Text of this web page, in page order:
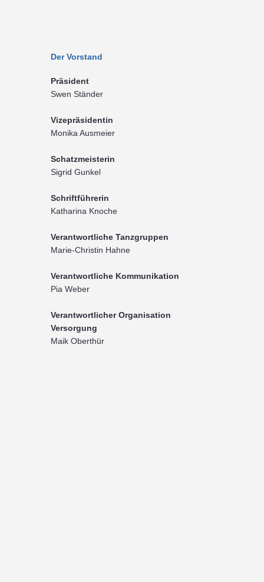
Der Vorstand
Präsident
Swen Ständer
Vizepräsidentin
Monika Ausmeier
Schatzmeisterin
Sigrid Gunkel
Schriftführerin
Katharina Knoche
Verantwortliche Tanzgruppen
Marie-Christin Hahne
Verantwortliche Kommunikation
Pia Weber
Verantwortlicher Organisation
Versorgung
Maik Oberthür